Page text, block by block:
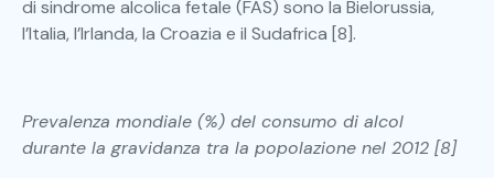
di sindrome alcolica fetale (FAS) sono la Bielorussia,
l’Italia, l’Irlanda, la Croazia e il Sudafrica [8].
Prevalenza mondiale (%) del consumo di alcol
durante la gravidanza tra la popolazione nel 2012 [8]